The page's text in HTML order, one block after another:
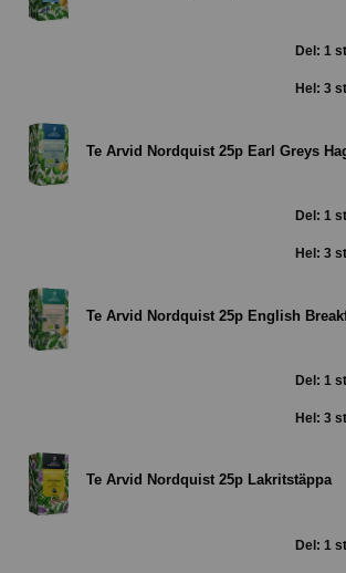
Del: 1 st
Hel: 3 st
Te Arvid Nordquist 25p Earl Greys
Del: 1 st
Hel: 3 st
Te Arvid Nordquist 25p English
Del: 1 st
Hel: 3 st
Te Arvid Nordquist 25p Lakritstäppa
Del: 1 st